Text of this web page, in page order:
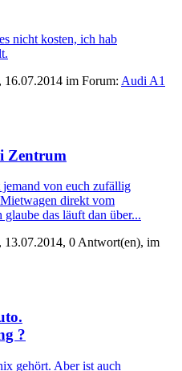
nicht kosten, ich hab
, 16.07.2014 im Forum: Audi A1
Zentrum
von euch zufällig
direkt vom
das läuft dan über...
, 13.07.2014, 0 Antwort(en), im
?
gehört. Aber ist auch